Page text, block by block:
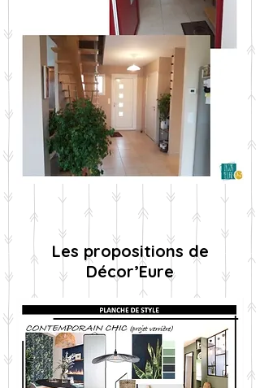
Les propositions de
Décor’Eure